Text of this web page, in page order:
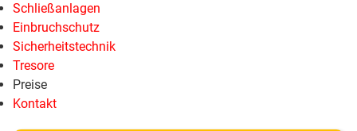
Schließanlagen
Einbruchschutz
Sicherheitstechnik
Tresore
Preise
Kontakt